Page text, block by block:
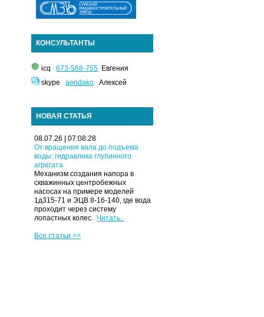
КОНСУЛЬТАНТЫ
icq673-568-755 Евгения
skypeaendako Алексей
НОВАЯ СТАТЬЯ
08.07.26 | 07:08:28
От вращения вала до подъема
воды: гидравлика глубинного
агрегата
Механизм создания напора в
скважинных центробежных
насосах на примере моделей
1д315-71 и ЭЦВ 8-16-140, где вода
проходит через систему
лопастных колес. Читать..
Все статьи >>